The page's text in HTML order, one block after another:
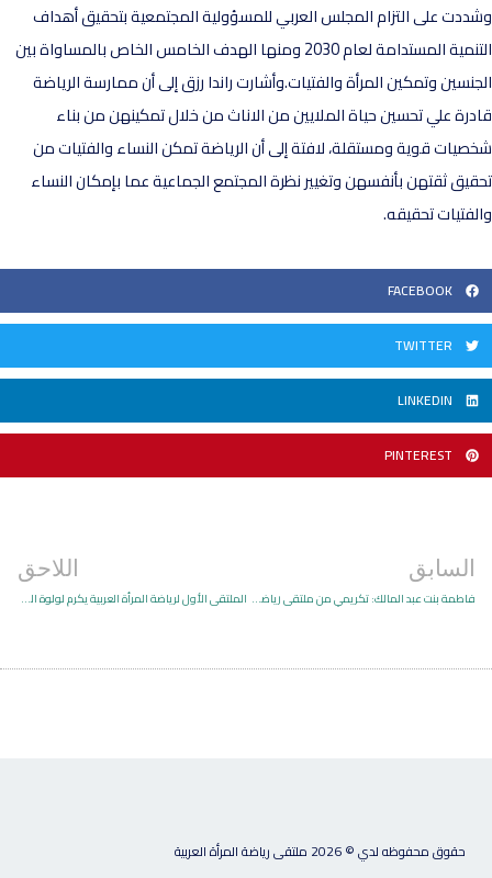
على التزام المجلس العربي للمسؤولية المجتمعية بتحقيق أهداف
التنمية المستدامة لعام 2030 ومنها الهدف الخامس الخاص بالمساواة بين
وتمكين المرأة والفتيات.وأشارت راندا رزق إلى أن ممارسة الرياضة
علي تحسين حياة الملايين من الاناث من خلال تمكينهن من بناء
قوية ومستقلة، لافتة إلى أن الرياضة تمكن النساء والفتيات من
ثقتهن بأنفسهن وتغيير نظرة المجتمع الجماعية عما بإمكان النساء
تحقيقه.
FACEBOOK
TWITTER
LINKEDIN
PINTEREST
السابق
فاطمة بنت عبد المالك: تكريمي من ملتقى رياضة المرأة العربية شرف كبير
اللاحق
الملتقى الأول لرياضة المرأة العربية يكرم لولوة المري بمجال الريادة النسائية في الرياضة
حقوق محفوظه لدي © 2026 ملتقى رياضة المرأة العربية